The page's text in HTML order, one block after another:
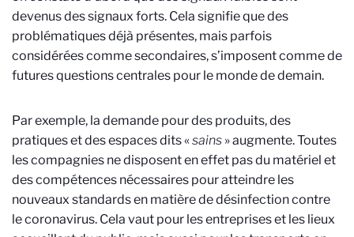
devenus des signaux forts. Cela signifie que des
problématiques déjà présentes, mais parfois
considérées comme secondaires, s’imposent comme de
futures questions centrales pour le monde de demain.
Par exemple, la demande pour des produits, des
pratiques et des espaces dits «sains » augmente. Toutes
les compagnies ne disposent en effet pas du matériel et
des compétences nécessaires pour atteindre les
nouveaux standards en matière de désinfection contre
le coronavirus. Cela vaut pour les entreprises et les lieux